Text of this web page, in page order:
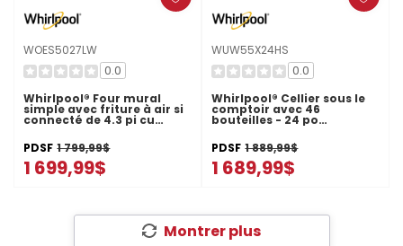
WOES5027LW
0.0
Whirlpool® Four mural
simple avec friture à air si
connecté de 4.3 pi cu
PDSF 1 799,99$
1 699,99$
WUW55X24HS
0.0
Whirlpool® Cellier sous le
comptoir avec 46
bouteilles - 24 po
PDSF 1 889,99$
1 689,99$
Montrer plus